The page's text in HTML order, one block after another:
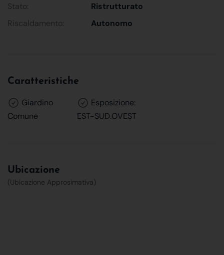
Stato:
Ristrutturato
Riscaldamento:
Autonomo
Caratteristiche
Giardino
Comune
Esposizione:
EST-SUD.OVEST
Ubicazione
(Ubicazione Approsimativa)